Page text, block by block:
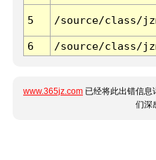
5 /source/class/
6 /source/class/
www.365jz.com 已经将此出错信息
们深